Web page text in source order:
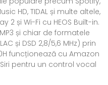
HD, TIDAL și multe altele,
2 și Wi-Fi cu HEOS Built-in.
și chiar de formatele
și DSD 2,8/5,6 MHz) prin
funcționează cu Amazon
pentru un control vocal